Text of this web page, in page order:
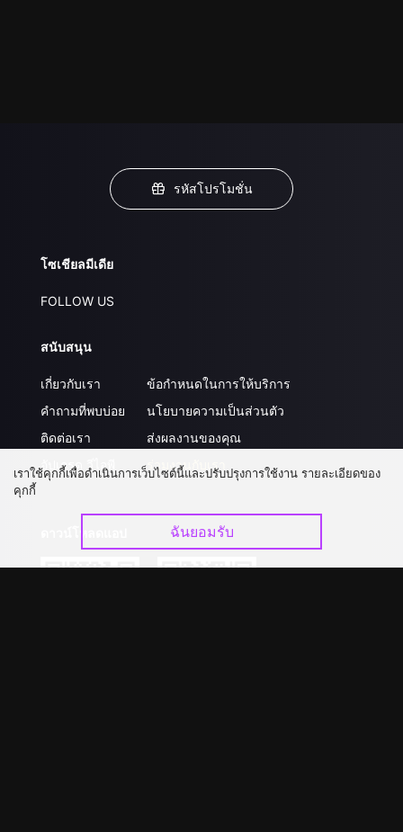
รหัสโปรโมชั่น
โซเชียลมีเดีย
FOLLOW US
สนับสนุน
เกี่ยวกับเรา
คำถามที่พบบ่อย
ติดต่อเรา
อัปเกรด วีไอพี
ข้อกำหนดในการให้บริการ
นโยบายความเป็นส่วนตัว
ส่งผลงานของคุณ
ร่วมงานกับเรา
เราใช้คุกกี้เพื่อดำเนินการเว็บไซต์นี้และปรับปรุงการใช้งาน รายละเอียดของ
คุกกี้
ฉันยอมรับ